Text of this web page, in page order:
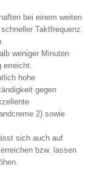
bei einem weiten
Taktfrequenz.
weniger Minuten
erreicht.
hohe
gegen
2) sowie
sich auch auf
bzw. lassen